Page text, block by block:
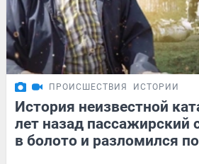
ПРОИСШЕСТВИЯ ИСТОРИИ
История неизвестной
лет назад пассажирский
в болото и разломился